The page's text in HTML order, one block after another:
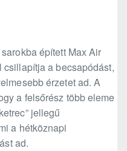
épített Max Air
a becsapódást,
érzetet ad. A
a felsőrész több eleme
jellegű
a hétköznapi
ad.